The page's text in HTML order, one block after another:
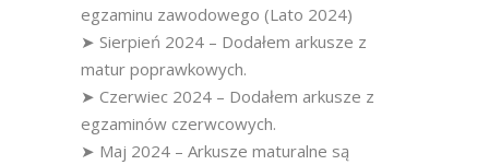
egzaminu zawodowego (Lato 2024)
➤ Sierpień 2024 – Dodałem arkusze z
matur poprawkowych.
➤ Czerwiec 2024 – Dodałem arkusze z
egzaminów czerwcowych.
➤ Maj 2024 – Arkusze maturalne są